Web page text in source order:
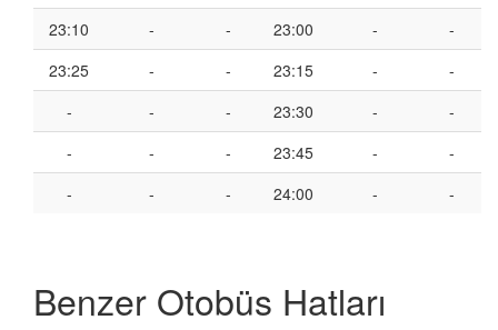
23:10
- - 23:00 -
-
23:25
- - 23:15 -
-
-
- - 23:30 -
-
-
- - 23:45 -
-
-
- - 24:00 - -
Benzer Otobüs Hatları